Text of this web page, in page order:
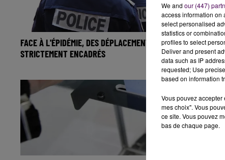
FACE À L'ÉPIDÉMIE, DES DÉPLACEMENTS
STRICTEMENT ENCADRÉS
EMISSION
LES ÉCOLES
We and our (447)
access information on
select personalised
statistics or
profiles to select
Deliver and present
data such as IP
requested; Use
based on information
Vous pouvez
mes choix". Vous
ce site. Vous pouvez
bas de chaque page.